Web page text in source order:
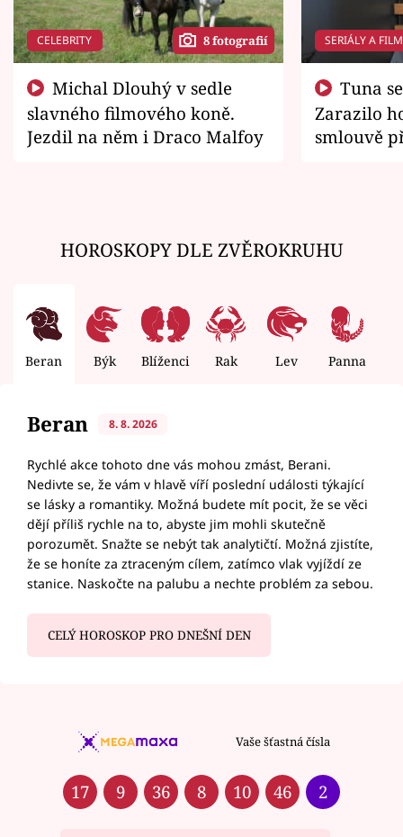
CELEBRITY 8 fotografií
slavného filmového koně.
Jezdil na něm i Draco Malfoy
SERIÁLY A
Zarazilo
smlouvě
HOROSKOPY DLE ZVĚROKRUHU
Beran Býk Blíženci Rak Lev Panna
Beran 8. 8. 2026
Rychlé akce tohoto dne vás mohou zmást, Berani.
Nedivte se, že vám v hlavě víří poslední události týkající
se lásky a romantiky. Možná budete mít pocit, že se věci
dějí příliš rychle na to, abyste jim mohli skutečně
porozumět. Snažte se nebýt tak analytičtí. Možná zjistíte,
že se honíte za ztraceným cílem, zatímco vlak vyjíždí ze
stanice. Naskočte na palubu a nechte problém za sebou.
CELÝ HOROSKOP PRO DNEŠNÍ DEN
Vaše šťastná čísla
17 9 36 8 10 46 2